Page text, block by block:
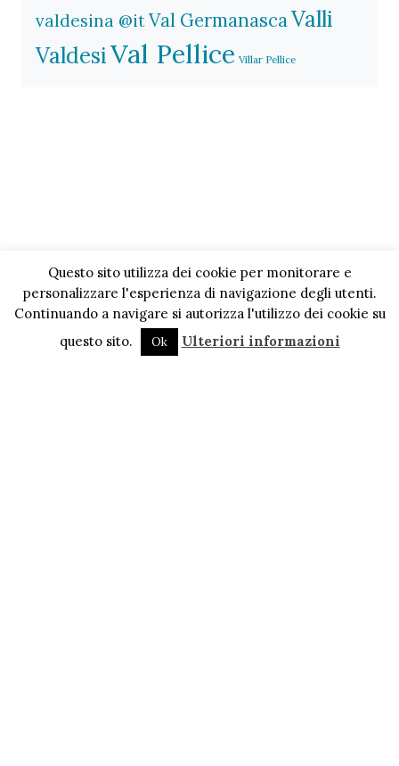
valdesina @itVal GermanascaValli
ValdesiVal Pellice Villar Pellice
Questo sito utilizza dei cookie per monitorare e
personalizzare l'esperienza di navigazione degli utenti.
Continuando a navigare si autorizza l'utilizzo dei cookie su
questo sito.
Ok Ulteriori informazioni